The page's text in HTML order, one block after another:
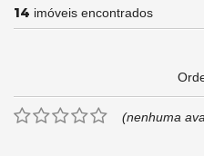
14 imóveis encontrados
(nenhuma